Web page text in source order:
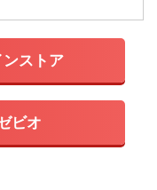
ストア
ビオ